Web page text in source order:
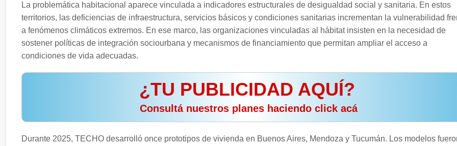
La problemática habitacional aparece vinculada a indicadores estructurales de desigualdad social y sanitaria. En estos
territorios, las deficiencias de infraestructura, servicios básicos y condiciones sanitarias incrementan la vulnerabilidad
a fenómenos climáticos extremos. En ese marco, las organizaciones vinculadas al hábitat insisten en la necesidad de
sostener políticas de integración sociourbana y mecanismos de financiamiento que permitan ampliar el acceso a
condiciones de vida adecuadas.
¿TU PUBLICIDAD AQUÍ?
️ Consultá nuestros planes haciendo click acá
Durante 2025, TECHO desarrolló once prototipos de vivienda en Buenos Aires, Mendoza y Tucumán. Los modelos